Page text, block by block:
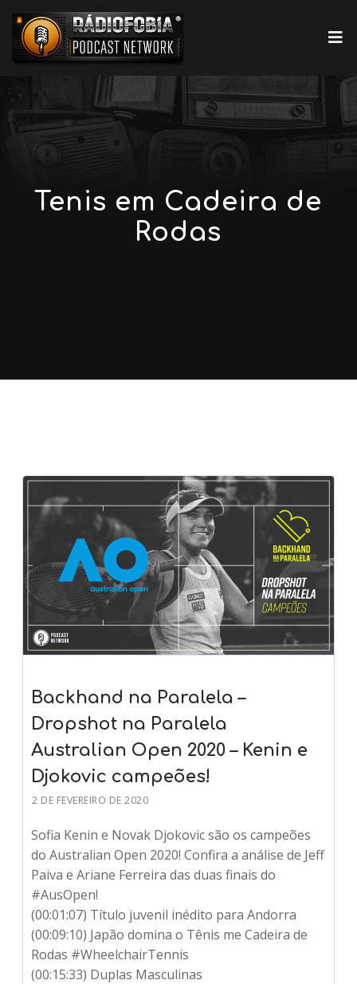
Tenis em Cadeira de
Rodas
Backhand na Paralela –
Dropshot na Paralela
Australian Open 2020 – Kenin e
Djokovic campeões!
2 DE FEVEREIRO DE 2020
Sofia Kenin e Novak Djokovic são os campeões
do Australian Open 2020! Confira a análise de Jeff
Paiva e Ariane Ferreira das duas finais do
#AusOpen!
(00:01:07) Título juvenil inédito para Andorra
(00:09:10) Japão domina o Tênis me Cadeira de
Rodas #WheelchairTennis
(00:15:33) Duplas Masculinas